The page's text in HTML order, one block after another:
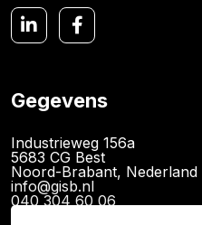
Gegevens
Industrieweg 156a
5683 CG Best
Noord-Brabant, Nederland
info@gisb.nl
040 304 60 06
KvK: 89726340